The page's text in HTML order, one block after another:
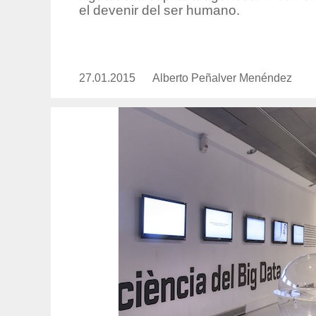
el devenir del ser humano.
Publicado
27.01.2015
https://www.experimenta.es/
menendez/
Alberto Peñalver Menéndez